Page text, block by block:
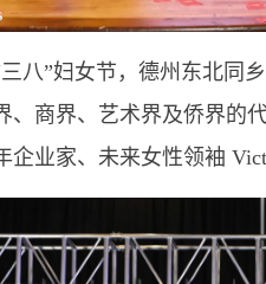
八”妇女节，德州东北同
、商界、艺术界及侨界的
业家、未来女性领袖